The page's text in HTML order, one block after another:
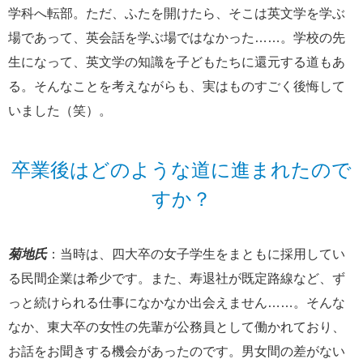
学科へ転部。ただ、ふたを開けたら、そこは英文学を学ぶ
場であって、英会話を学ぶ場ではなかった……。学校の先
生になって、英文学の知識を子どもたちに還元する道もあ
る。そんなことを考えながらも、実はものすごく後悔して
いました（笑）。
卒業後はどのような道に進まれたので
すか？
菊地氏：当時は、四大卒の女子学生をまともに採用してい
る民間企業は希少です。また、寿退社が既定路線など、ず
っと続けられる仕事になかなか出会えません……。そんな
なか、東大卒の女性の先輩が公務員として働かれており、
お話をお聞きする機会があったのです。男女間の差がない